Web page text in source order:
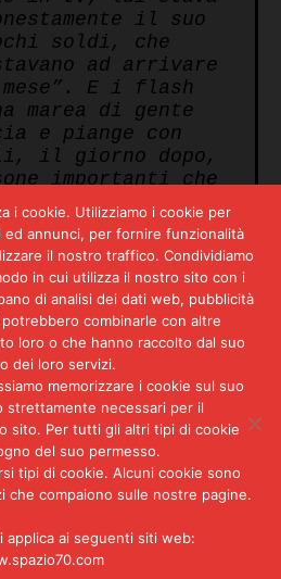
il suo
soldi, che
ad arrivare
E i flash
marea di gente
e piange con
il giorno dopo,
importanti che
come se ci
sempre; ma noi li
solo alla
il risveglio. Ma
finito, anzi da
è iniziata la dura
gente, la
rabbia, il dolore,
ad accettare quel
che mi aveva reso
e orfani i
momento della
il papà è un
il perno
una famiglia.
sono
i cookie. Utilizziamo i cookie per
annunci, per fornire funzionalità
il nostro traffico. Condividiamo
in cui utilizza il nostro sito con i
di analisi dei dati web, pubblicità
combinarle con altre
loro o che hanno raccolto dal suo
dei loro servizi.
memorizzare i cookie sul suo
strettamente necessari per il
sito. Per tutti gli altri tipi di cookie
del suo permesso.
tipi di cookie. Alcuni cookie sono
che compaiono sulle nostre pagine.
applica ai seguenti siti web: